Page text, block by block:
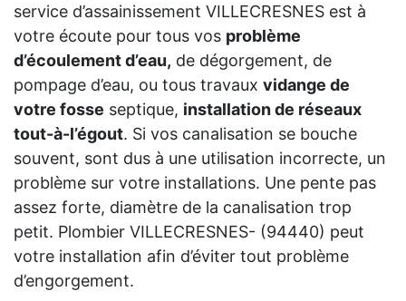
service d’assainissement VILLECRESNES est à
votre écoute pour tous vos problème
d’écoulement d’eau, de dégorgement, de
pompage d’eau, ou tous travaux vidange de
votre fosse septique, installation de réseaux
tout-à-l’égout. Si vos canalisation se bouche
souvent, sont dus à une utilisation incorrecte, un
problème sur votre installations. Une pente pas
assez forte, diamètre de la canalisation trop
petit. Plombier VILLECRESNES- (94440) peut
votre installation afin d’éviter tout problème
d’engorgement.